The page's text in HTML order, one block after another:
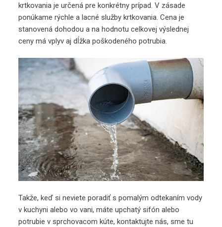
krtkovania je určená pre konkrétny prípad. V zásade
ponúkame rýchle a lacné služby krtkovania. Cena je
stanovená dohodou a na hodnotu celkovej výslednej
ceny má vplyv aj dĺžka poškodeného potrubia.
Takže, keď si neviete poradiť s pomalým odtekaním vody
v kuchyni alebo vo vani, máte upchatý sifón alebo
potrubie v sprchovacom kúte, kontaktujte nás, sme tu